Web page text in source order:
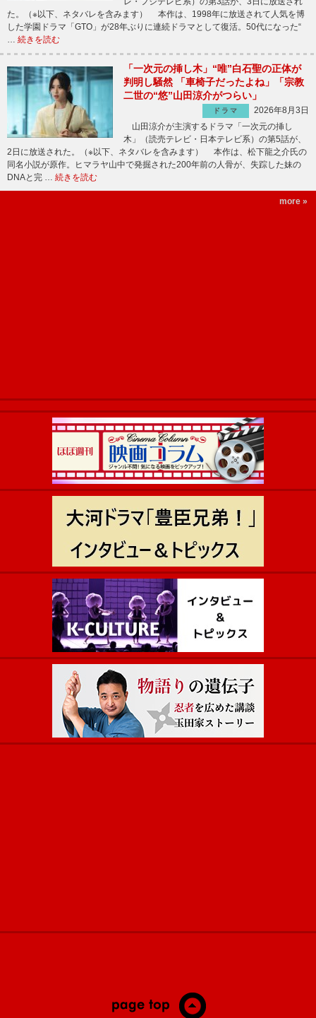
た。（※以下、ネタバレを含みます） 本作は、1998年に放送されて人気を博
した学園ドラマ「GTO」が28年ぶりに連続ドラマとして復活。50代になった“
… 続きを読む
「一次元の挿し木」“唯”白石聖の正体が
判明し騒然 「車椅子だったよね」「宗教
二世の“悠”山田涼介がつらい」
ドラマ
2026年8月3日
山田涼介が主演するドラマ「一次元の挿し
木」（読売テレビ・日本テレビ系）の第5話が、
2日に放送された。（※以下、ネタバレを含みます） 本作は、松下龍之介氏の
同名小説が原作。ヒマラヤ山中で発掘された200年前の人骨が、失踪した妹の
DNAと完 … 続きを読む
more »